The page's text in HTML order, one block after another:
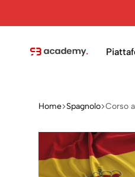
Home Spagnolo Corso